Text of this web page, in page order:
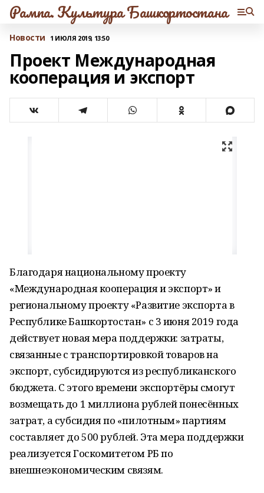
Рампа. Культура Башкортостана
Новости 1 ИЮЛЯ 2019, 13:50
Проект Международная
кооперация и экспорт
Благодаря национальному проекту
«Международная кооперация и экспорт» и
региональному проекту «Развитие экспорта в
Республике Башкортостан» с 3 июня 2019 года
действует новая мера поддержки: затраты,
связанные с транспортировкой товаров на
экспорт, субсидируются из республиканского
бюджета. С этого времени экспортёры смогут
возмещать до 1 миллиона рублей понесённых
затрат, а субсидия по «пилотным» партиям
составляет до 500 рублей. Эта мера поддержки
реализуется Госкомитетом РБ по
внешнеэкономическим связям.